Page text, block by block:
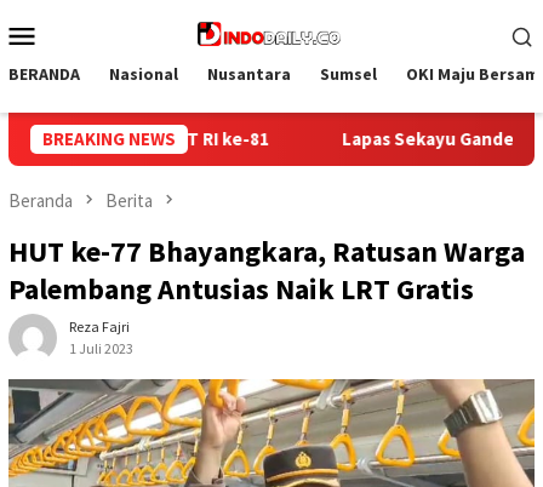
ke
Mobile
BERANDA Nasional Nusantara Sumsel OKI Maju
BREAKING NEWS
Gandeng Kwarcab Muba Berikan Materi Dasar
Beranda Berita
HUT ke-77 Bhayangkara, Ratusan Warga
Palembang Antusias Naik LRT Gratis
Reza Fajri
1 Juli 2023